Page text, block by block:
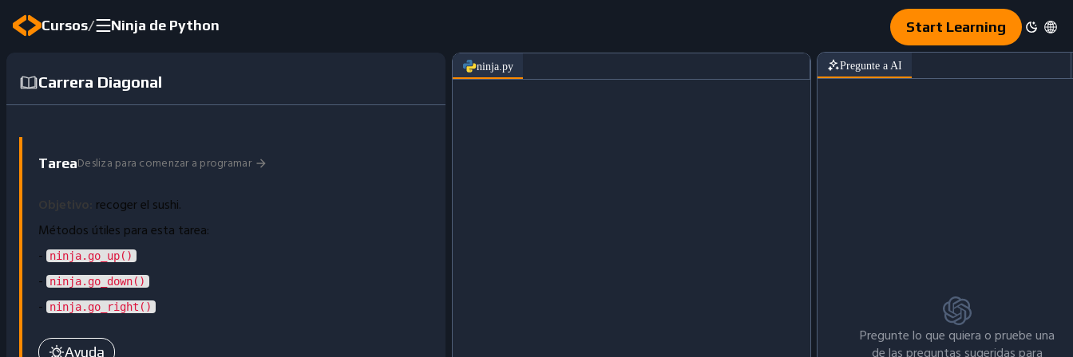
Cursos/ Ninja de Python Start Learning
Carrera Diagonal
TareaDesliza para comenzar a programar
Ayuda
ninja.py Pregunte a AI
Pregunte lo que quiera o pruebe una